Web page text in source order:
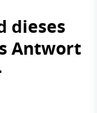
dieses
Antwort